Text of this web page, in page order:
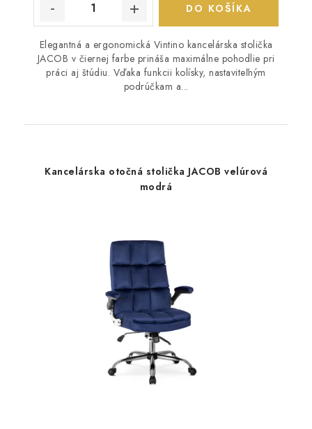
DO KOŠÍKA
Elegantná a ergonomická Vintino kancelárska stolička
JACOB v čiernej farbe prináša maximálne pohodlie pri
práci aj štúdiu. Vďaka funkcii kolísky, nastaviteľným
podrúčkam a...
Kancelárska otočná stolička JACOB velúrová
modrá